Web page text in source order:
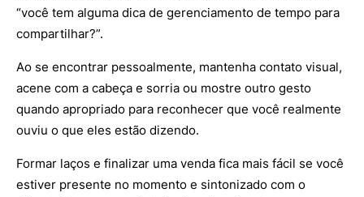
“você tem alguma dica de gerenciamento de tempo para
compartilhar?”.
Ao se encontrar pessoalmente, mantenha contato visual,
acene com a cabeça e sorria ou mostre outro gesto
quando apropriado para reconhecer que você realmente
ouviu o que eles estão dizendo.
Formar laços e finalizar uma venda fica mais fácil se você
estiver presente no momento e sintonizado com o